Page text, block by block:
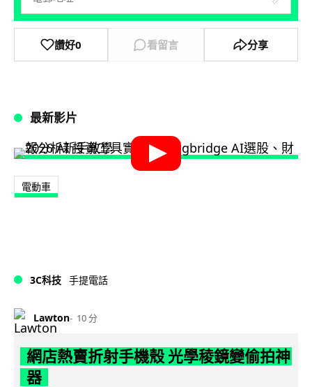
讚好0 看留言 分享
最新影片
電動車
3C科技 手提電話
Lawton 10 分
網店熱賣折射手機殼 光學稜鏡變偷拍神
器